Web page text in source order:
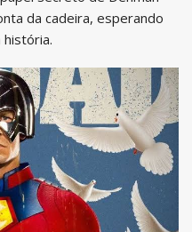
da cadeira, esperando
história.